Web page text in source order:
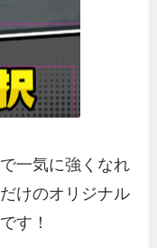
一気に強くなれ
けのオリジナル
す！